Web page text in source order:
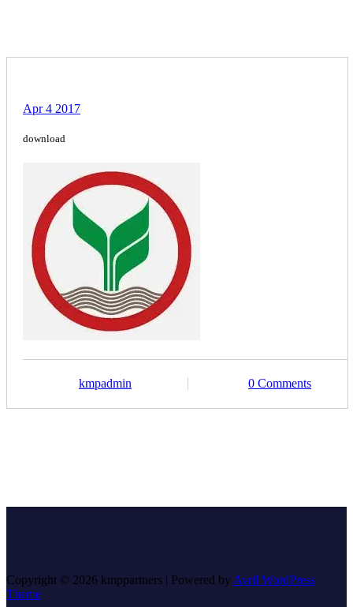
Apr 4 2017
download
kmpadmin 0 Comments
Copyright © 2026 kmppartners | Powered by Avril WordPress
Theme